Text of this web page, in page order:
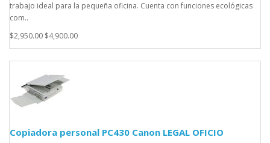
trabajo ideal para la pequeña oficina. Cuenta con funciones ecológicas
com..
$2,950.00 $4,900.00
Copiadora personal PC430 Canon LEGAL OFICIO